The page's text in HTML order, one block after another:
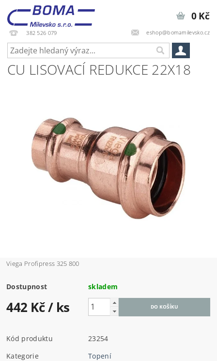
382 526 079 eshop@bomamilevsko.cz
0 Kč
CU LISOVACÍ REDUKCE 22X18
Viega Profipress 325 800
Dostupnost skladem
442 Kč/ ks
Kód produktu
23254
Kategorie
Topení